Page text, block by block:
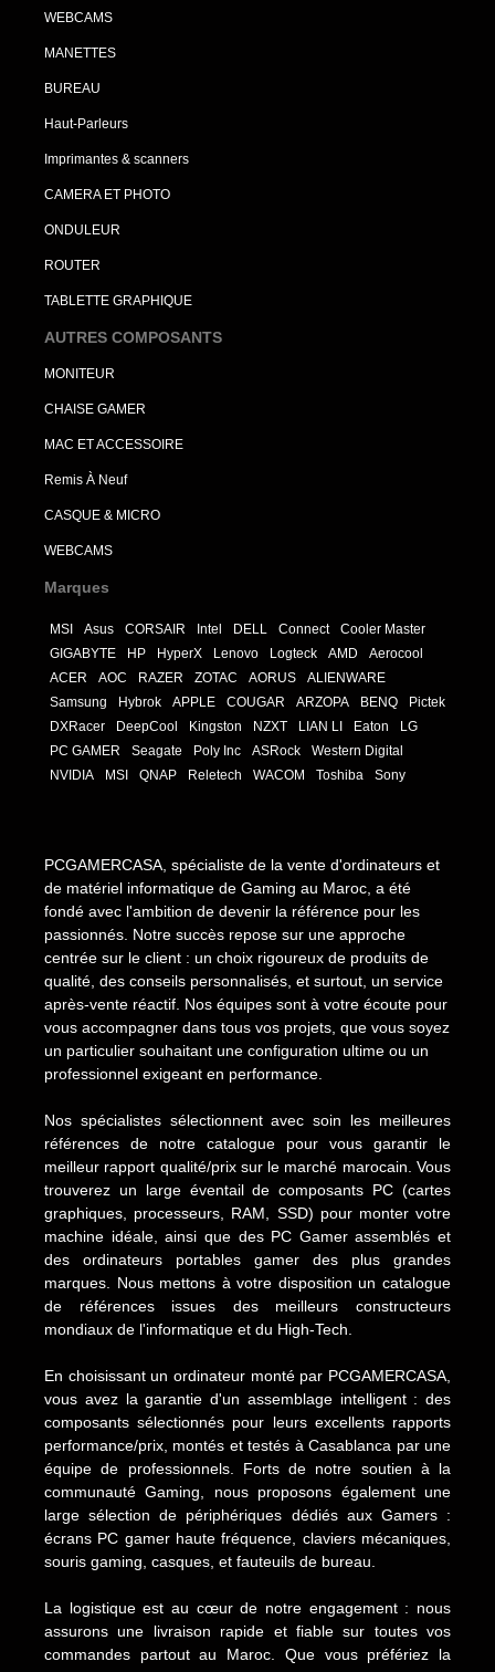
WEBCAMS
MANETTES
BUREAU
Haut-Parleurs
Imprimantes & scanners
CAMERA ET PHOTO
ONDULEUR
ROUTER
TABLETTE GRAPHIQUE
AUTRES COMPOSANTS
MONITEUR
CHAISE GAMER
MAC ET ACCESSOIRE
Remis À Neuf
CASQUE & MICRO
WEBCAMS
Marques
MSI Asus CORSAIR Intel DELL Connect
Cooler Master
GIGABYTE
HP HyperX Lenovo Logteck AMD
Aerocool
ACER
AOC RAZER ZOTAC AORUS
ALIENWARE
Samsung
Hybrok APPLE COUGAR ARZOPA BENQ
Pictek
DXRacer
DeepCool Kingston NZXT LIAN LI Eaton
LG
PC GAMER
Seagate Poly Inc ASRock
Western Digital
NVIDIA
MSI QNAP Reletech WACOM Toshiba Sony
PCGAMERCASA, spécialiste de la vente d'ordinateurs et
de matériel informatique de Gaming au Maroc, a été
fondé avec l'ambition de devenir la référence pour les
passionnés. Notre succès repose sur une approche
centrée sur le client : un choix rigoureux de produits de
qualité, des conseils personnalisés, et surtout, un service
après-vente réactif. Nos équipes sont à votre écoute pour
vous accompagner dans tous vos projets, que vous soyez
un particulier souhaitant une configuration ultime ou un
professionnel exigeant en performance.
Nos spécialistes sélectionnent avec soin les meilleures
références de notre catalogue pour vous garantir le
meilleur rapport qualité/prix sur le marché marocain. Vous
trouverez un large éventail de composants PC (cartes
graphiques, processeurs, RAM, SSD) pour monter votre
machine idéale, ainsi que des PC Gamer assemblés et
des ordinateurs portables gamer des plus grandes
marques. Nous mettons à votre disposition un catalogue
de références issues des meilleurs constructeurs
mondiaux de l'informatique et du High-Tech.
En choisissant un ordinateur monté par PCGAMERCASA,
vous avez la garantie d'un assemblage intelligent : des
composants sélectionnés pour leurs excellents rapports
performance/prix, montés et testés à Casablanca par une
équipe de professionnels. Forts de notre soutien à la
communauté Gaming, nous proposons également une
large sélection de périphériques dédiés aux Gamers :
écrans PC gamer haute fréquence, claviers mécaniques,
souris gaming, casques, et fauteuils de bureau.
La logistique est au cœur de notre engagement : nous
assurons une livraison rapide et fiable sur toutes vos
commandes partout au Maroc. Que vous préfériez la